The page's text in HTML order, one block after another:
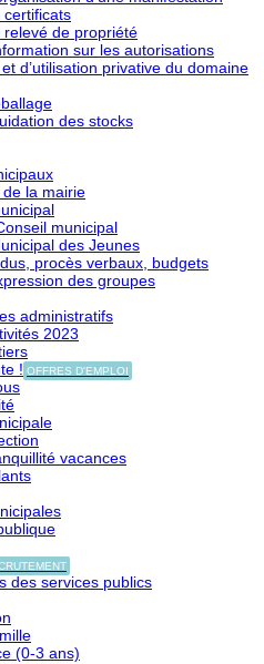
certificats
relevé de propriété
sur les autorisations
d’utilisation privative du domaine
des stocks
la mairie
municipal
des Jeunes
procès verbaux, budgets
des groupes
administratifs
2023
! OFFRES D'EMPLOI
vacances
des services publics
(0-3 ans)